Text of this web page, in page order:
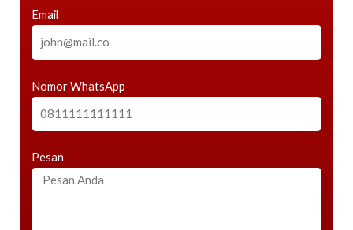
Email
Nomor WhatsApp
Pesan